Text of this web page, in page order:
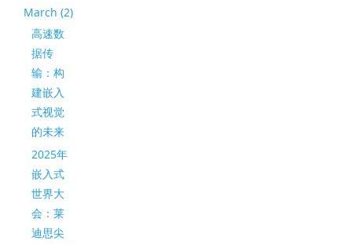
March (2)
高速数
据传
输：构
建嵌入
式视觉
的未来
2025年
嵌入式
世界大
会：莱
迪思尖